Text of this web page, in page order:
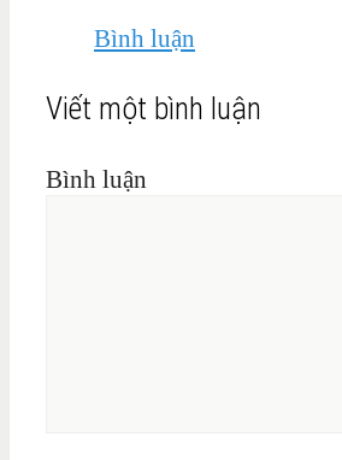
Bình luận
Viết một bình luận
Bình luận